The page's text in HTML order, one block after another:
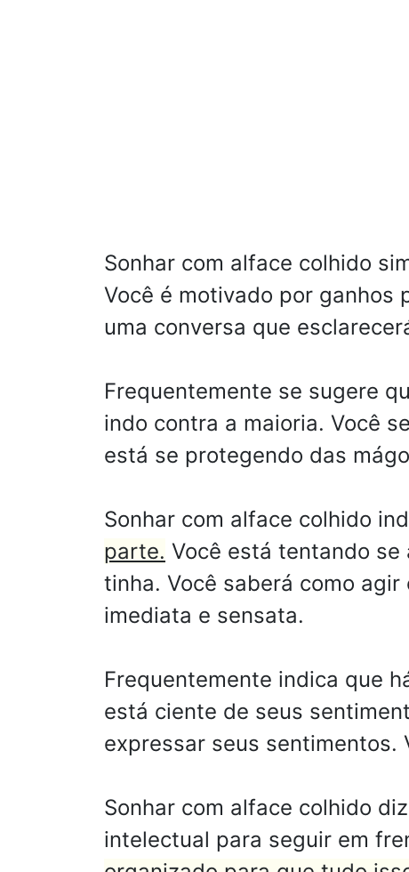
Sonhar com alface colhido
Você é motivado por ganhos
uma conversa que
Frequentemente se sugere
indo contra a maioria. Você
está se protegendo das
Sonhar com alface colhido
parte. Você está tentando se
tinha. Você saberá como
imediata e sensata.
Frequentemente indica que
está ciente de seus
expressar seus sentimentos.
Sonhar com alface colhido
intelectual para seguir em